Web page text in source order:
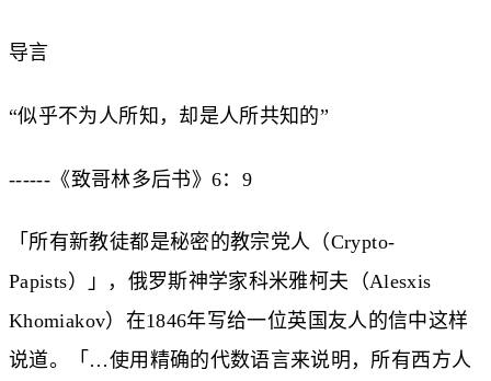
导言
“似乎不为人所知，却是人所共知的”
------《致哥林多后书》6：9
「所有新教徒都是秘密的教宗党人（Crypto-
Papists）」，俄罗斯神学家科米雅柯夫（Alesxis
Khomiakov）在1846年写给一位英国友人的信中这样
说道。「…使用精确的代数语言来说明，所有西方人